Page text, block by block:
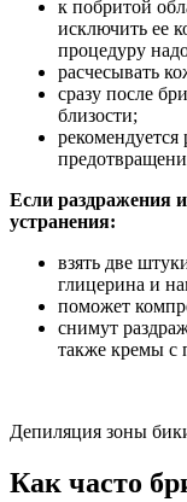
к побритой
исключить ее
процедуру
расчесывать
сразу после
близости;
Если раздражения
устранения:
взять две
глицерина и
поможет
снимут
также кремы с
Депиляция зоны
Как часто